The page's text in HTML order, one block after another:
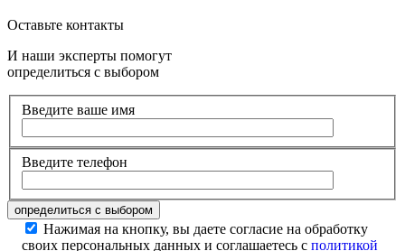
Оставьте контакты
И наши эксперты помогут
определиться с выбором
Введите ваше имя
Введите телефон
Нажимая на кнопку, вы даете согласие на обработку
своих персональных данных и соглашаетесь с политикой